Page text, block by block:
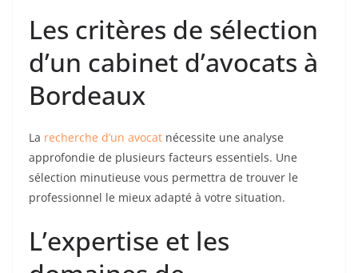
Les critères de sélection
d’un cabinet d’avocats à
Bordeaux
La recherche d’un avocat nécessite une analyse
approfondie de plusieurs facteurs essentiels. Une
sélection minutieuse vous permettra de trouver le
professionnel le mieux adapté à votre situation.
L’expertise et les